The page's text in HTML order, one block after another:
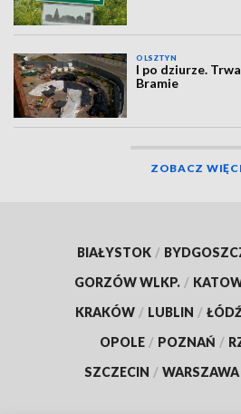
OLSZTYN
I po dziurze.
Bramie
ZOBACZ
BIAŁYSTOK /
GORZÓW WLKP. /
KRAKÓW / LUBLIN /
OPOLE / POZNAŃ /
SZCZECIN / WARSZAWA